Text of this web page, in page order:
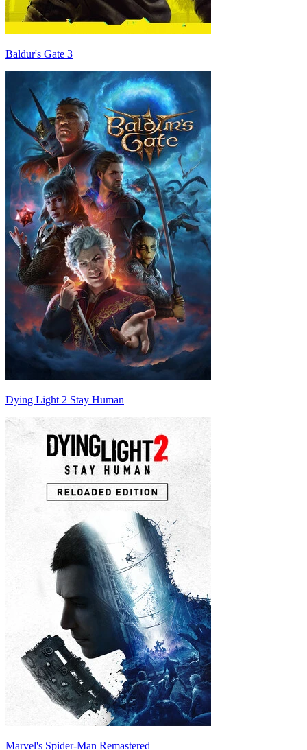
Baldur's Gate 3
Dying Light 2 Stay Human
Marvel's Spider-Man Remastered